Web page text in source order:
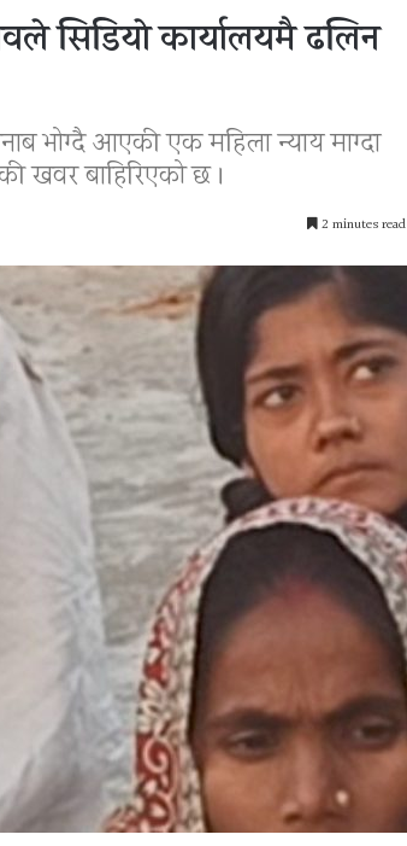
सिडियाे कार्यालयमै ढलिन
भोग्दै आएकी एक महिला न्याय माग्दा
खवर बाहिरिएको छ ।
2 minutes read